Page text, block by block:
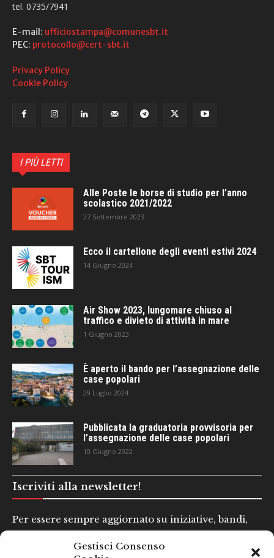
Gestisci Consenso
tel. 0735/7941
E-mail: ufficiostampa@comunesbt.it
PEC: protocollo@cert-sbt.it
Privacy Policy
Cookie Policy
I PIÙ LETTI
Alle Poste le borse di studio per l’anno
scolastico 2021/2022
27 Settembre 2023
Ecco il cartellone degli eventi estivi 2024
14 Giugno 2024
Air Show 2023, lungomare chiuso al
traffico e divieto di attività in mare
1 Giugno 2023
È aperto il bando per l’assegnazione delle
case popolari
29 Luglio 2024
Pubblicata la graduatoria provvisoria per
l’assegnazione delle case popolari
10 Giugno 2022
Iscriviti alla newsletter!
Per essere sempre aggiornato su iniziative, bandi,